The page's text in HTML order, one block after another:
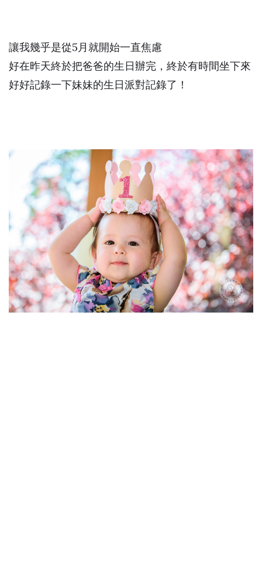
讓我幾乎是從5月就開始一直焦慮
好在昨天終於把爸爸的生日辦完，終於有時間坐下來
好好記錄一下妹妹的生日派對記錄了！